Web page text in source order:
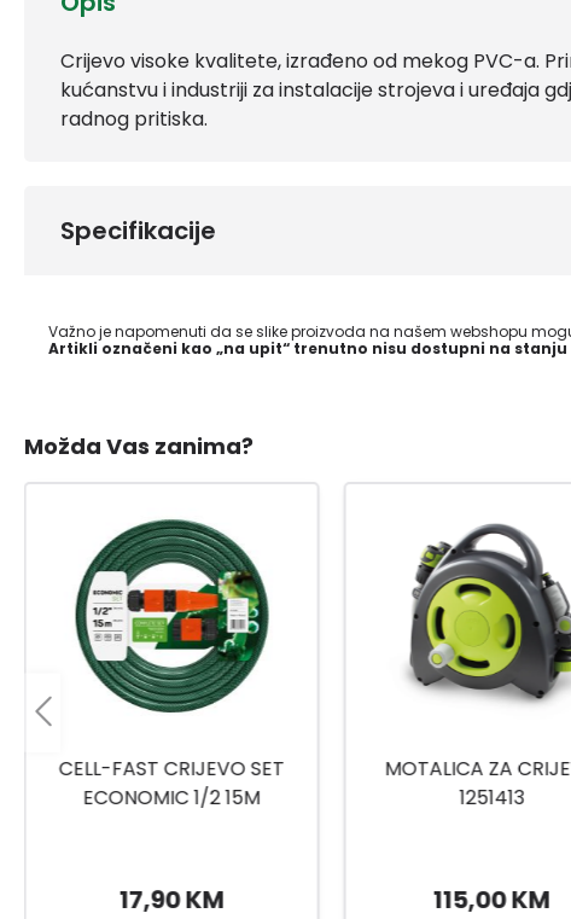
Crijevo visoke kvalitete, izrađeno od mekog PVC-a.
kućanstvu i industriji za instalacije strojeva i uređaja
radnog pritiska.
Specifikacije
Važno je napomenuti da se slike proizvoda na našem webshopu
Artikli označeni kao „na upit“ trenutno nisu dostupni na
Možda Vas zanima?
MOTALICA ZA CRIJEVO
1251413
115,00 KM
OBIČNO CRIJEVO
ŠARENO 15M
12,39 KM